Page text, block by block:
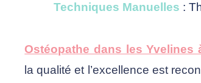
Techniques Manuelles :
Ostéopathe dans les Yvelines
la qualité et l’excellence est